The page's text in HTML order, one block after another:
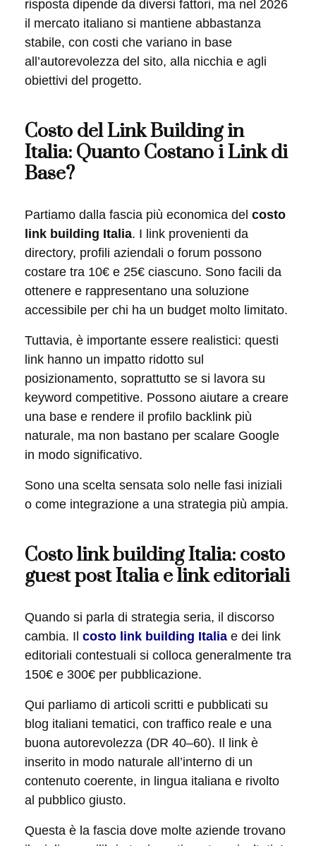
risposta dipende da diversi fattori, ma nel 2026
il mercato italiano si mantiene abbastanza
stabile, con costi che variano in base
all’autorevolezza del sito, alla nicchia e agli
obiettivi del progetto.
Costo del Link Building in
Italia: Quanto Costano i Link di
Base?
Partiamo dalla fascia più economica del costo
link building Italia. I link provenienti da
directory, profili aziendali o forum possono
costare tra 10€ e 25€ ciascuno. Sono facili da
ottenere e rappresentano una soluzione
accessibile per chi ha un budget molto limitato.
Tuttavia, è importante essere realistici: questi
link hanno un impatto ridotto sul
posizionamento, soprattutto se si lavora su
keyword competitive. Possono aiutare a creare
una base e rendere il profilo backlink più
naturale, ma non bastano per scalare Google
in modo significativo.
Sono una scelta sensata solo nelle fasi iniziali
o come integrazione a una strategia più ampia.
Costo link building Italia: costo
guest post Italia e link editoriali
Quando si parla di strategia seria, il discorso
cambia. Il costo link building Italia e dei link
editoriali contestuali si colloca generalmente tra
150€ e 300€ per pubblicazione.
Qui parliamo di articoli scritti e pubblicati su
blog italiani tematici, con traffico reale e una
buona autorevolezza (DR 40–60). Il link è
inserito in modo naturale all’interno di un
contenuto coerente, in lingua italiana e rivolto
al pubblico giusto.
Questa è la fascia dove molte aziende trovano